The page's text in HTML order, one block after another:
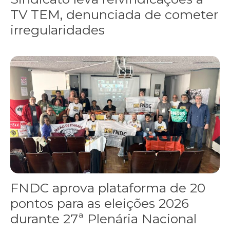
TV TEM, denunciada de cometer
irregularidades
FNDC aprova plataforma de 20 pontos para as eleições 2026
FNDC aprova plataforma de 20
pontos para as eleições 2026
durante 27ª Plenária Nacional